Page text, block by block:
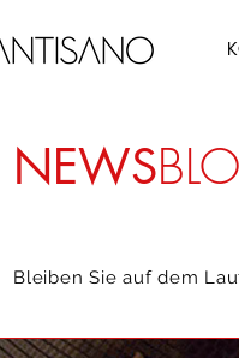
NEWS
Bleiben Sie auf dem